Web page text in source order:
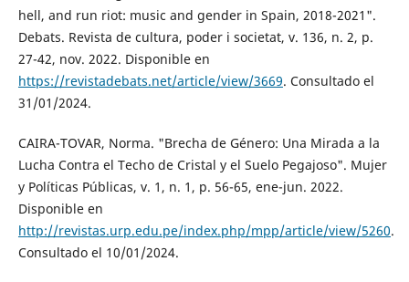
hell, and run riot: music and gender in Spain, 2018-2021".
Debats. Revista de cultura, poder i societat, v. 136, n. 2, p.
27-42, nov. 2022. Disponible en
https://revistadebats.net/article/view/3669. Consultado el
31/01/2024.
CAIRA-TOVAR, Norma. "Brecha de Género: Una Mirada a la
Lucha Contra el Techo de Cristal y el Suelo Pegajoso". Mujer
y Políticas Públicas, v. 1, n. 1, p. 56-65, ene-jun. 2022.
Disponible en
http://revistas.urp.edu.pe/index.php/mpp/article/view/5260.
Consultado el 10/01/2024.